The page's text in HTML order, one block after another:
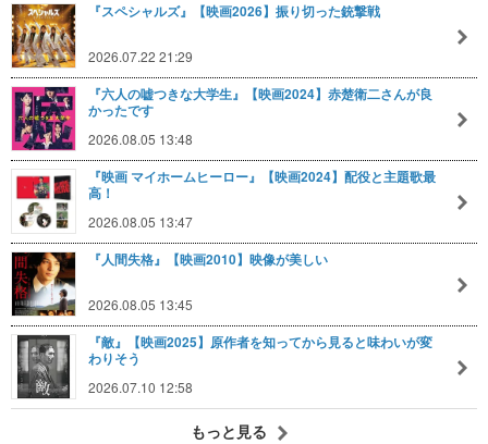
『スペシャルズ』【映画2026】振り切った銃撃戦
2026.07.22 21:29
『六人の嘘つきな大学生』【映画2024】赤楚衛二さんが良
かったです
2026.08.05 13:48
『映画 マイホームヒーロー』【映画2024】配役と主題歌最
高！
2026.08.05 13:47
『人間失格』【映画2010】映像が美しい
2026.08.05 13:45
『敵』【映画2025】原作者を知ってから見ると味わいが変
わりそう
2026.07.10 12:58
もっと見る